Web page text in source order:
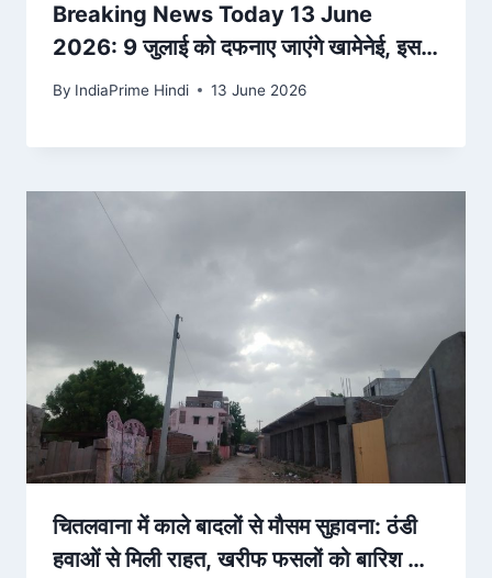
Breaking News Today 13 June
2026: 9 जुलाई को दफनाए जाएंगे खामेनेई, इस
दिन से शुरू होगा अंतिम संस्कार कार्यक्रम –
By IndiaPrime Hindi 13 June 2026
चितलवाना में काले बादलों से मौसम सुहावना: ठंडी
हवाओं से मिली राहत, खरीफ फसलों को बारिश का